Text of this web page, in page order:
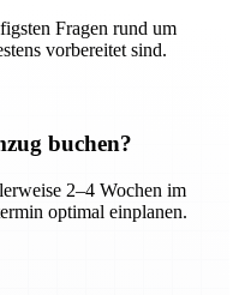
Fragen rund um
vorbereitet sind.
buchen?
2–4 Wochen im
optimal einplanen.